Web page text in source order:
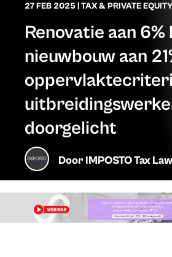
27 FEB 2025|TAX & PRIVATE EQUITY
Renovatie aan
nieuwbouw aan
doorgelicht
DoorIMPOSTO Tax